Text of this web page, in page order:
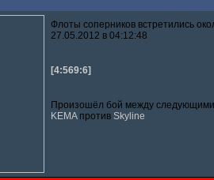
Флоты соперников встретились
27.05.2012 в 04:12:48
[4:569:6]
Произошёл бой между
KEMAпротивSkyline